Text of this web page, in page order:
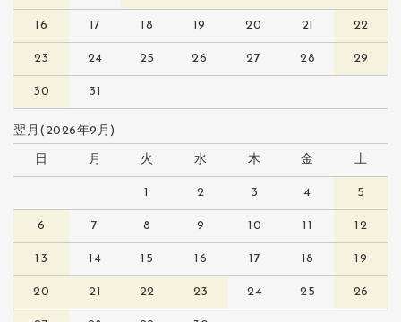
16 17 18 19 20 21 22
23 24 25 26 27 28 29
30 31
翌月(2026年9月)
日 月 火 水 木 金 土
1 2 3 4 5
6 7 8 9 10 11 12
13 14 15 16 17 18 19
20 21 22 23 24 25 26